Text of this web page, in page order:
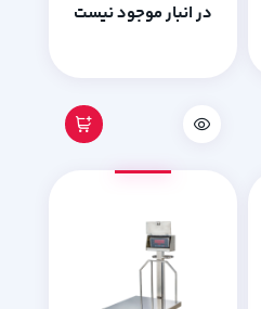
در انبار موجود نیست